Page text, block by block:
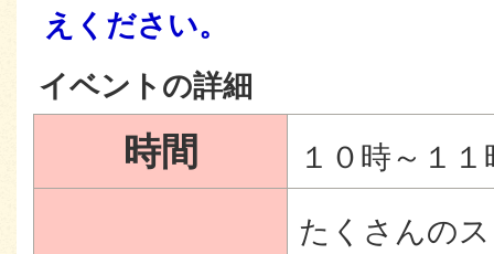
えください。
イベントの詳細
時間 １０時～１
たくさんの